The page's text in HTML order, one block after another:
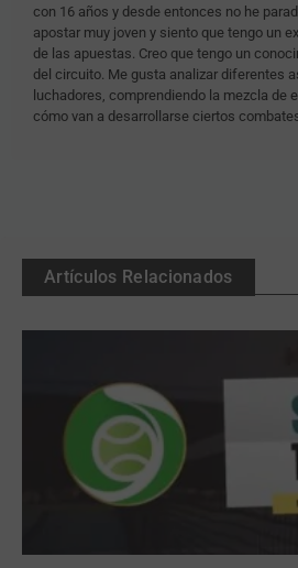
con 16 años y desde entonces no he
apostar muy joven y siento que tengo un
de las apuestas. Creo que tengo un
del circuito. Me gusta analizar diferentes
luchadores, comprendiendo la mezcla de
cómo van a desarrollarse ciertos
Artículos Relacionados